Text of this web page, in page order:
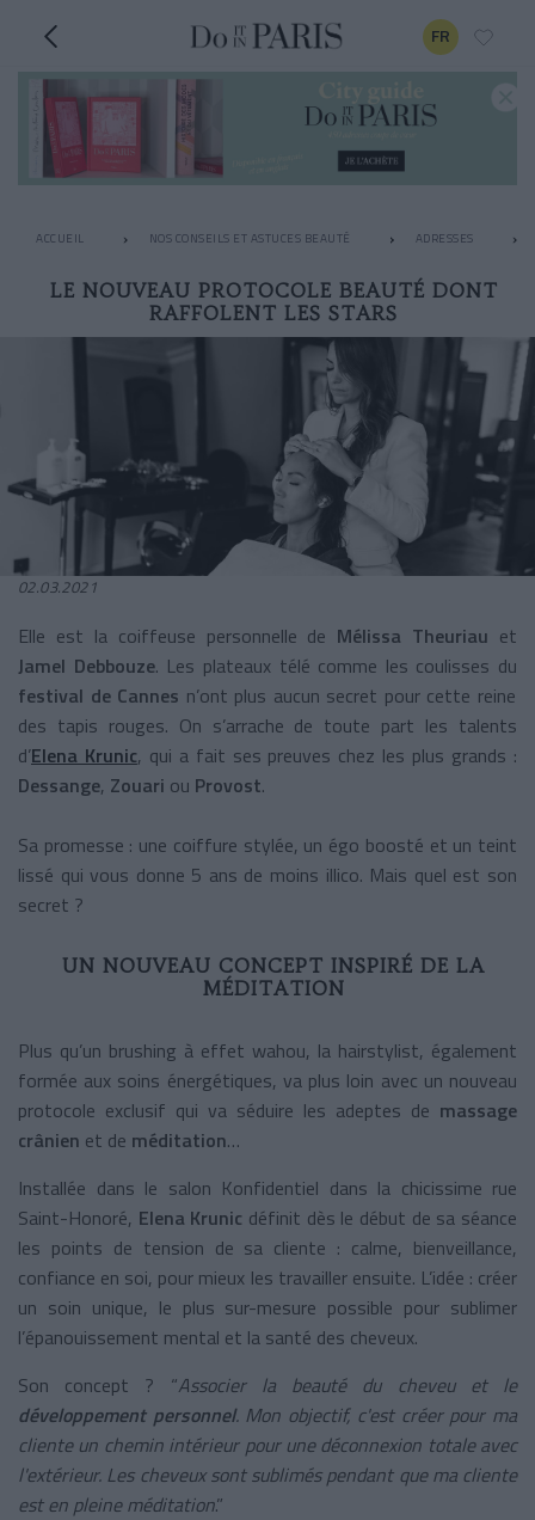
FR
ACCUEIL NOS CONSEILS ET ASTUCES BEAUTÉ ADRESSES
LE NOUVEAU PROTOCOLE BEAUTÉ DONT
RAFFOLENT LES STARS
02.03.2021
Elle est la coiffeuse personnelle de Mélissa Theuriau et
Jamel Debbouze. Les plateaux télé comme les coulisses du
festival de Cannes n’ont plus aucun secret pour cette reine
des tapis rouges. On s’arrache de toute part les talents
d’Elena Krunic, qui a fait ses preuves chez les plus grands :
Dessange, Zouari ou Provost.
Sa promesse : une coiffure stylée, un égo boosté et un teint
lissé qui vous donne 5 ans de moins illico. Mais quel est son
secret ?
UN NOUVEAU CONCEPT INSPIRÉ DE LA
MÉDITATION
Plus qu’un brushing à effet wahou, la hairstylist, également
formée aux soins énergétiques, va plus loin avec un nouveau
protocole exclusif qui va séduire les adeptes de massage
crânien et de méditation…
Installée dans le salon Konfidentiel dans la chicissime rue
Saint-Honoré, Elena Krunic définit dès le début de sa séance
les points de tension de sa cliente : calme, bienveillance,
confiance en soi, pour mieux les travailler ensuite. L’idée : créer
un soin unique, le plus sur-mesure possible pour sublimer
l’épanouissement mental et la santé des cheveux.
Son concept ? “Associer la beauté du cheveu et le
développement personnel. Mon objectif, c'est créer pour ma
cliente un chemin intérieur pour une déconnexion totale avec
l'extérieur. Les cheveux sont sublimés pendant que ma cliente
est en pleine méditation.”